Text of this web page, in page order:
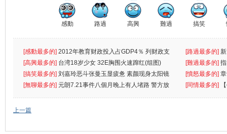
感動 路過 高興 難過 搞笑
[感動最多的] 2012年教育财政投入占GDP4％ 列财政支
出首位
[路過最多的]
[高興最多的] 台湾18岁少女 32E胸围火速蹿红(组图) [難過最多的]
罪
[搞笑最多的] 刘嘉玲恶斗张曼玉显疲惫 素颜现身太阳镜
遮
[憤怒最多的]
[無聊最多的] 元朗7.21事件八個月晚上有人堵路 警方放
催
[同情最多的]
敗
上一篇